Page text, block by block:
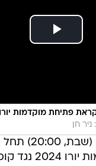
פתיחת מוקדמות יורו 2024
חן
תחל
את מוקדמות